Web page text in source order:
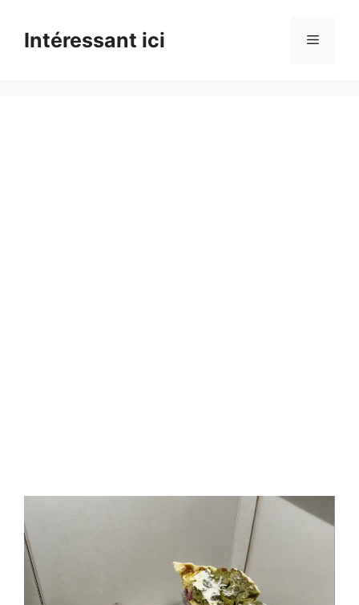
contentIntéressant ici Menu